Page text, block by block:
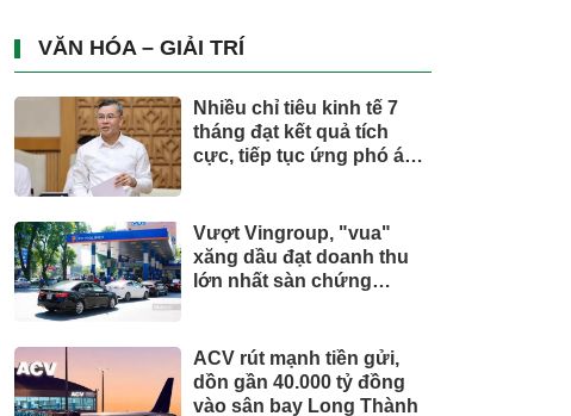
trụ, nắm giữ khối tài sản
hàng nghìn tỷ
VĂN HÓA – GIẢI TRÍ
Nhiều chỉ tiêu kinh tế 7
tháng đạt kết quả tích
cực, tiếp tục ứng phó áp
Vượt Vingroup, "vua"
xăng dầu đạt doanh thu
lớn nhất sàn chứng
ACV rút mạnh tiền gửi,
dồn gần 40.000 tỷ đồng
vào sân bay Long Thành